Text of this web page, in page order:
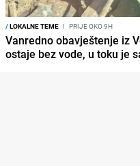
/LOKALNE TEME I PRIJE OKO 9H
Vanredno obavještenje iz
ostaje bez vode, u toku je